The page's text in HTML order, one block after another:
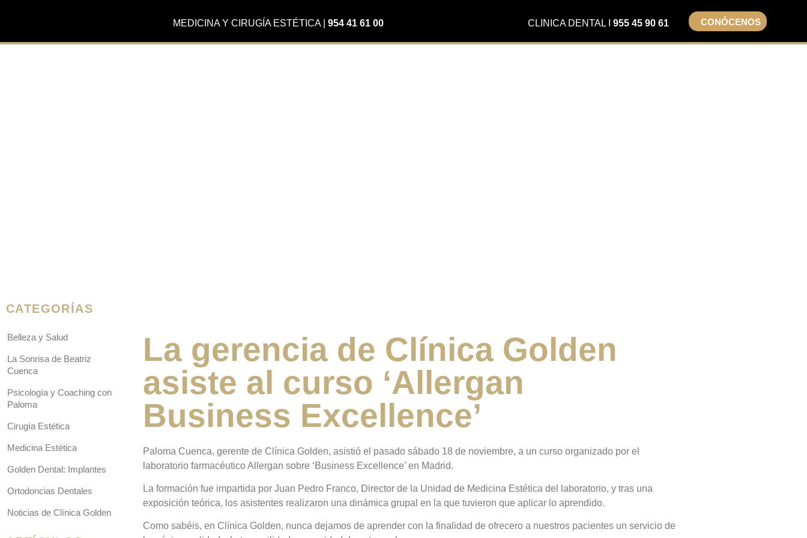
MEDICINA Y CIRUGÍA ESTÉTICA|954 41 61 00 CLINICA DENTAL I 955 45 90 61 CONÓCENOS
CATEGORÍAS
Belleza y Salud
La Sonrisa de Beatriz
Cuenca
Psicología y Coaching con
Paloma
Cirugía Estética
Medicina Estética
Golden Dental: Implantes
Ortodoncias Dentales
Noticias de Clínica Golden
La gerencia de Clínica Golden
asiste al curso ‘Allergan
Business Excellence’
Paloma Cuenca, gerente de Clínica Golden, asistió el pasado sábado 18 de noviembre, a un curso organizado por el
laboratorio farmacéutico Allergan sobre ‘Business Excellence’ en Madrid.
La formación fue impartida por Juan Pedro Franco, Director de la Unidad de Medicina Estética del laboratorio, y tras una
exposición teórica, los asistentes realizaron una dinámica grupal en la que tuvieron que aplicar lo aprendido.
Como sabéis, en Clínica Golden, nunca dejamos de aprender con la finalidad de ofrecero a nuestros pacientes un servicio de